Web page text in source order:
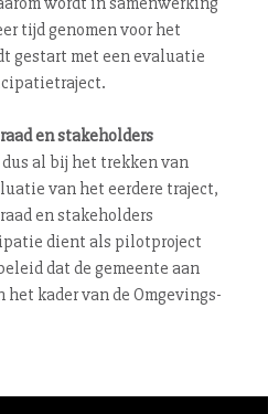
tijd genomen voor het
gestart met een evaluatie
en sta­ke­hol­ders
al bij het trekken van
van het eerdere traject,
en sta­ke­hol­ders
dient als pi­lot­pro­ject
dat de gemeente aan
kader van de Om­ge­vings­